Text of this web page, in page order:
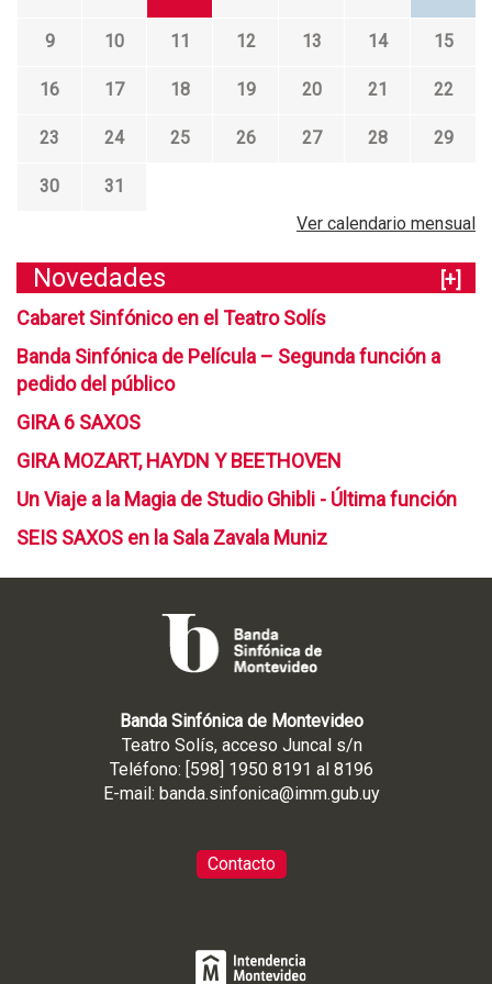
9 10 11 12 13 14 15
16 17 18 19 20 21 22
23 24 25 26 27 28 29
30
31
Ver calendario mensual
Novedades
[+]
Cabaret Sinfónico en el Teatro Solís
Banda Sinfónica de Película – Segunda función a
pedido del público
GIRA 6 SAXOS
GIRA MOZART, HAYDN Y BEETHOVEN
Un Viaje a la Magia de Studio Ghibli - Última función
SEIS SAXOS en la Sala Zavala Muniz
Banda Sinfónica de Montevideo
Teatro Solís, acceso Juncal s/n
Teléfono: [598] 1950 8191 al 8196
E-mail: banda.sinfonica@imm.gub.uy
Contacto